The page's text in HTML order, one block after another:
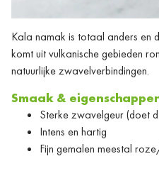
Kala namak is totaal anders en
komt uit vulkanische gebieden
natuurlijke zwavelverbindingen.
Smaak &
Sterke zwavelgeur (doet
Intens en hartig
Fijn gemalen meestal